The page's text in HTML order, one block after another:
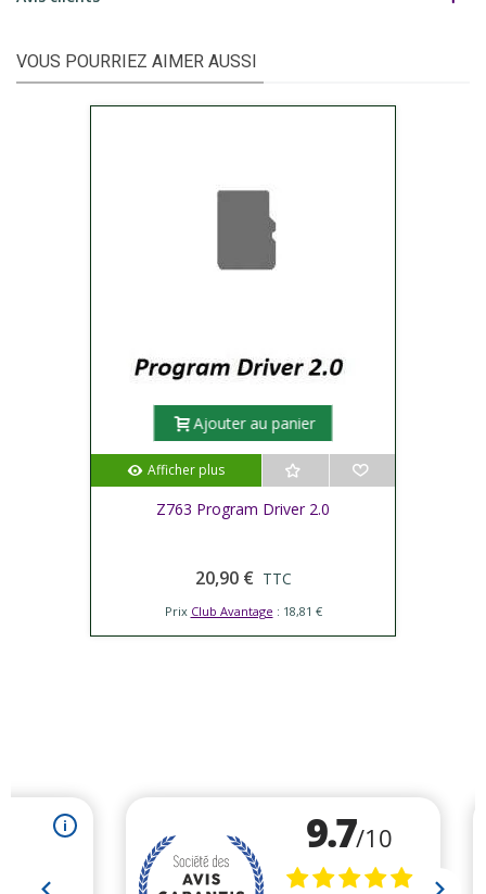
VOUS POURRIEZ AIMER AUSSI
Ajouter au panier
Afficher plus
Z763 Program Driver 2.0
20,90 € TTC
Prix Club Avantage : 18,81 €